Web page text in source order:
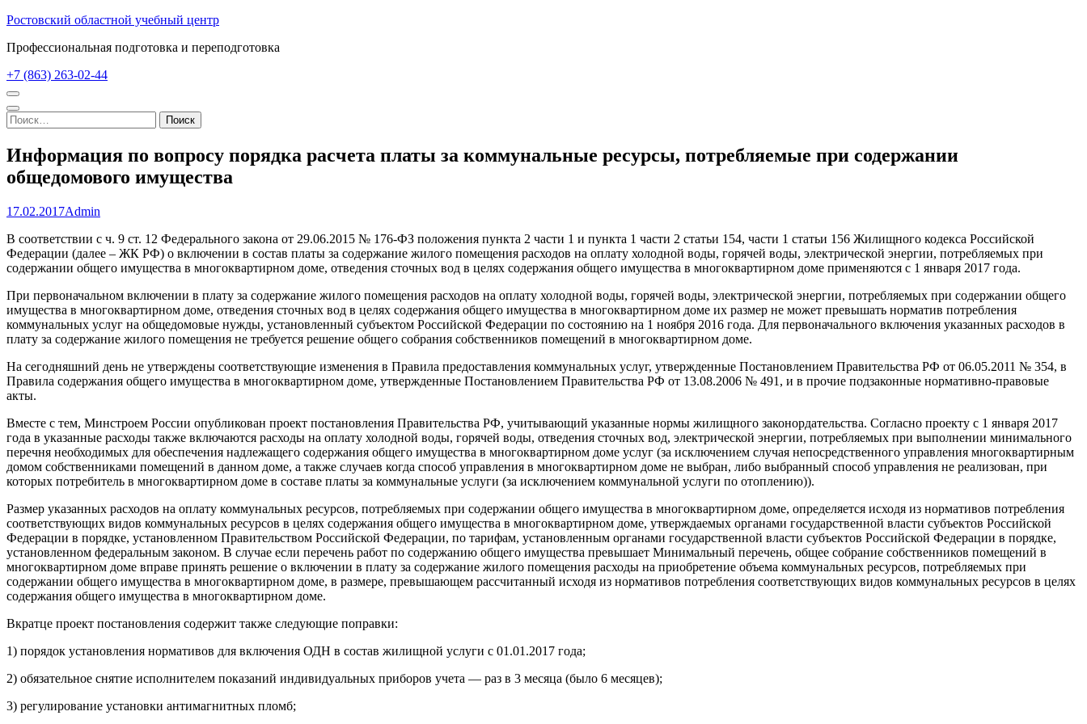
Перейти
содержимому
Enter)
Ростовский областной учебный центр
Профессиональная подготовка и переподготовка
+7 (863) 263-02-44
Найти:
Информация по вопросу порядка расчета платы за коммунальные ресурсы, потребляемые при содержании
общедомового имущества
17.02.2017Admin
В соответствии с ч. 9 ст. 12 Федерального закона от 29.06.2015 № 176-ФЗ положения пункта 2 части 1 и пункта 1 части 2 статьи 154, части 1 статьи 156 Жилищного кодекса Российской
Федерации (далее – ЖК РФ) о включении в состав платы за содержание жилого помещения расходов на оплату холодной воды, горячей воды, электрической энергии, потребляемых при
содержании общего имущества в многоквартирном доме, отведения сточных вод в целях содержания общего имущества в многоквартирном доме применяются с 1 января 2017 года.
При первоначальном включении в плату за содержание жилого помещения расходов на оплату холодной воды, горячей воды, электрической энергии, потребляемых при содержании общего
имущества в многоквартирном доме, отведения сточных вод в целях содержания общего имущества в многоквартирном доме их размер не может превышать норматив потребления
коммунальных услуг на общедомовые нужды, установленный субъектом Российской Федерации по состоянию на 1 ноября 2016 года. Для первоначального включения указанных расходов в
плату за содержание жилого помещения не требуется решение общего собрания собственников помещений в многоквартирном доме.
На сегодняшний день не утверждены соответствующие изменения в Правила предоставления коммунальных услуг, утвержденные Постановлением Правительства РФ от 06.05.2011 № 354, в
Правила содержания общего имущества в многоквартирном доме, утвержденные Постановлением Правительства РФ от 13.08.2006 № 491, и в прочие подзаконные нормативно-правовые
акты.
Вместе с тем, Минстроем России опубликован проект постановления Правительства РФ, учитывающий указанные нормы жилищного законордательства. Согласно проекту с 1 января 2017
года в указанные расходы также включаются расходы на оплату холодной воды, горячей воды, отведения сточных вод, электрической энергии, потребляемых при выполнении минимального
перечня необходимых для обеспечения надлежащего содержания общего имущества в многоквартирном доме услуг (за исключением случая непосредственного управления многоквартирным
домом собственниками помещений в данном доме, а также случаев когда способ управления в многоквартирном доме не выбран, либо выбранный способ управления не реализован, при
которых потребитель в многоквартирном доме в составе платы за коммунальные услуги (за исключением коммунальной услуги по отоплению)).
Размер указанных расходов на оплату коммунальных ресурсов, потребляемых при содержании общего имущества в многоквартирном доме, определяется исходя из нормативов потребления
соответствующих видов коммунальных ресурсов в целях содержания общего имущества в многоквартирном доме, утверждаемых органами государственной власти субъектов Российской
Федерации в порядке, установленном Правительством Российской Федерации, по тарифам, установленным органами государственной власти субъектов Российской Федерации в порядке,
установленном федеральным законом. В случае если перечень работ по содержанию общего имущества превышает Минимальный перечень, общее собрание собственников помещений в
многоквартирном доме вправе принять решение о включении в плату за содержание жилого помещения расходы на приобретение объема коммунальных ресурсов, потребляемых при
содержании общего имущества в многоквартирном доме, в размере, превышающем рассчитанный исходя из нормативов потребления соответствующих видов коммунальных ресурсов в целях
содержания общего имущества в многоквартирном доме.
Вкратце проект постановления содержит также следующие поправки:
1) порядок установления нормативов для включения ОДН в состав жилищной услуги с 01.01.2017 года;
2) обязательное снятие исполнителем показаний индивидуальных приборов учета — раз в 3 месяца (было 6 месяцев);
3) регулирование установки антимагнитных пломб;